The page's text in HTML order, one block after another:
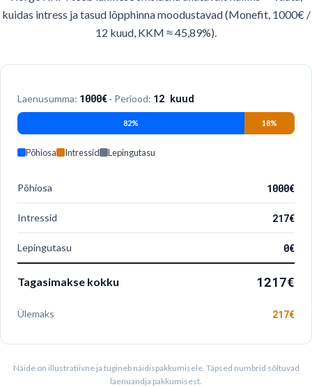
kuidas intress ja tasud lõpphinna moodustavad (Monefit, 1000€ /
12 kuud, KKM ≈ 45,89%).
Laenusumma: 1000€ · Periood: 12 kuud
82% 18%
Põhiosa Intressid Lepingutasu
Põhiosa 1000€
Intressid 217€
Lepingutasu 0€
Tagasimakse kokku 1217€
Ülemaks 217€
Näide on illustratiivne ja tugineb näidispakkumisele. Täpsed numbrid sõltuvad
laenuandja pakkumisest.